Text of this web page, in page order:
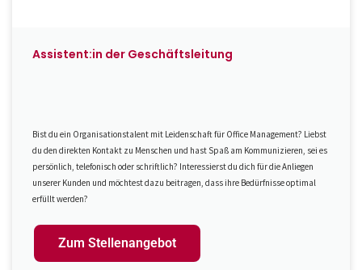
Assistent:in der Geschäftsleitung
Bist du ein Organisationstalent mit Leidenschaft für Office Management? Liebst
du den direkten Kontakt zu Menschen und hast Spaß am Kommunizieren, sei es
persönlich, telefonisch oder schriftlich? Interessierst du dich für die Anliegen
unserer Kunden und möchtest dazu beitragen, dass ihre Bedürfnisse optimal
erfüllt werden?
Zum Stellenangebot